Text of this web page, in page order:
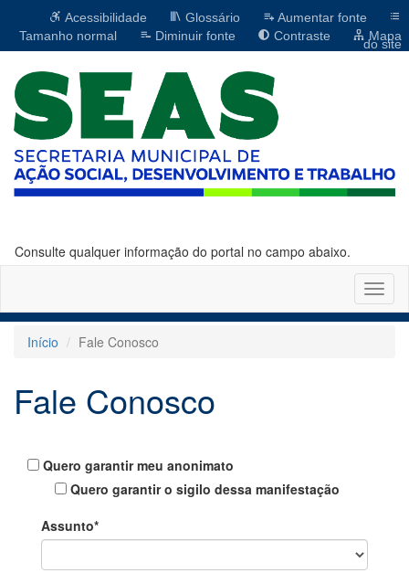
Acessibilidade Glossário
Aumentar fonte
Tamanho normal
Diminuir fonte Contraste Mapa
do site
Consulte qualquer informação do portal no campo abaixo.
Início
Fale Conosco
Fale Conosco
Quero garantir meu anonimato
Quero garantir o sigilo dessa manifestação
Assunto*